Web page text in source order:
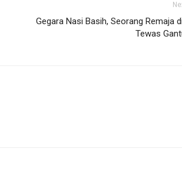
Gegara Nasi Basih, Seorang Remaja
Tewas